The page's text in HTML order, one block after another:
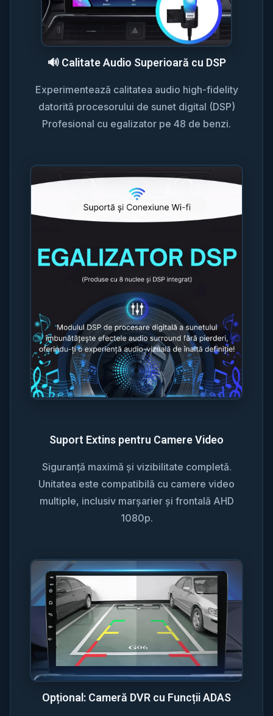
🔊 Calitate Audio Superioară cu DSP
Experimentează calitatea audio high-fidelity
datorită procesorului de sunet digital (DSP)
Profesional cu egalizator pe 48 de benzi.
Suport Extins pentru Camere Video
Siguranță maximă și vizibilitate completă.
Unitatea este compatibilă cu camere video
multiple, inclusiv marșarier și frontală AHD
1080p.
Opțional: Cameră DVR cu Funcții ADAS